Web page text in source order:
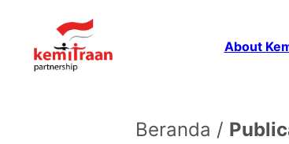
About
Beranda /